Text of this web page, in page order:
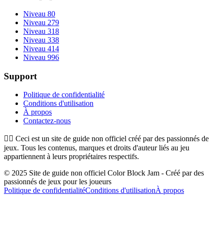
Niveau 80
Niveau 279
Niveau 318
Niveau 338
Niveau 414
Niveau 996
Support
Politique de confidentialité
Conditions d'utilisation
À propos
Contactez-nous
👉🏻 Ceci est un site de guide non officiel créé par des passionnés de
jeux. Tous les contenus, marques et droits d'auteur liés au jeu
appartiennent à leurs propriétaires respectifs.
© 2025 Site de guide non officiel Color Block Jam - Créé par des
passionnés de jeux pour les joueurs
Politique de confidentialitéConditions d'utilisationÀ propos